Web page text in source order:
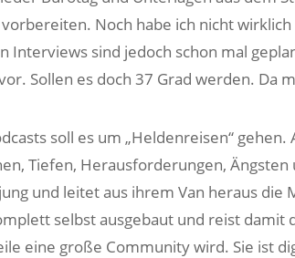
vorbereiten. Noch habe ich nicht
Interviews sind jedoch schon mal
Sollen es doch 37 Grad werden. Da
soll es um „Heldenreisen“
Tiefen, Herausforderungen,
und leitet aus ihrem Van heraus
selbst ausgebaut und reist damit
eine große Community wird. Sie ist